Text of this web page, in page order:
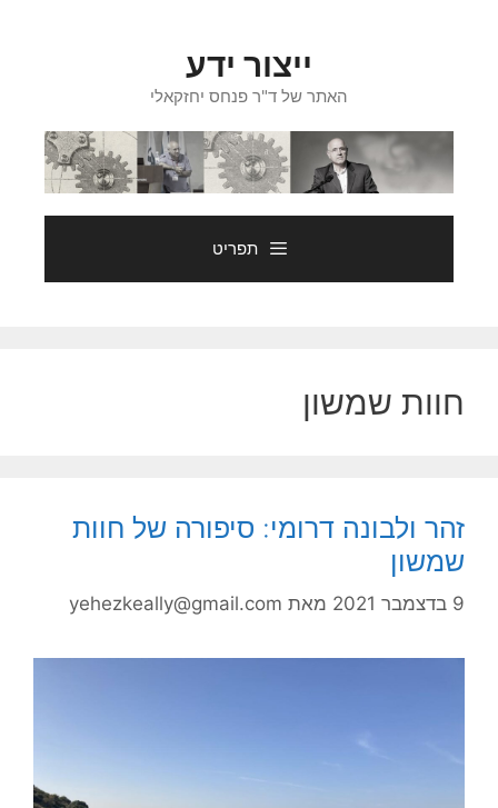
ייצור ידע
האתר של ד"ר פנחס יחזקאלי
תפריט
חוות שמשון
זהר ולבונה דרומי: סיפורה של חוות
שמשון
9 בדצמבר 2021 מאת yehezkeally@gmail.com